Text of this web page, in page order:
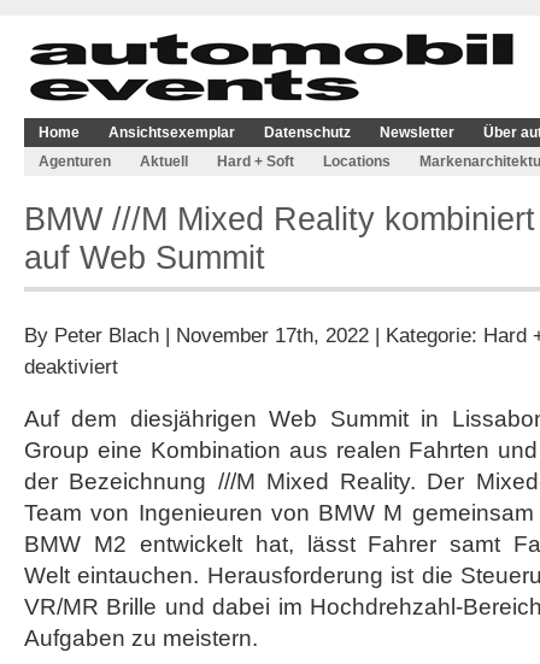
Home Ansichtsexemplar Datenschutz Newsletter
Über
Agenturen
Aktuell Hard + Soft Locations
BMW ///M Mixed Reality
auf Web Summit
By Peter Blach | November 17th, 2022 | Kategorie: Hard
deaktiviertfür
Mixed
Reality
virtuell
und
real
auf
Web
Summit
Auf dem diesjährigen Web Summit in
Group eine Kombination aus realen Fahrten
der Bezeichnung ///M Mixed Reality. Der
Team von Ingenieuren von BMW M
BMW M2 entwickelt hat, lässt Fahrer samt
Welt eintauchen. Herausforderung ist die
VR/MR Brille und dabei im Hochdrehzahl-
Aufgaben zu meistern.